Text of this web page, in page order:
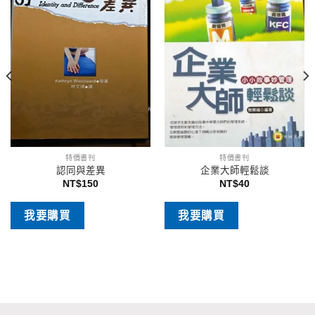
特價書刊
認同與差異
NT$150
我要購買
特價書刊
企業大師輕鬆談
NT$40
我要購買